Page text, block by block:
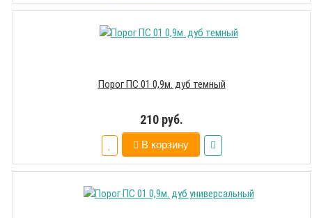
Порог ПС 01 0,9м. дуб темный
210 руб.
В корзину